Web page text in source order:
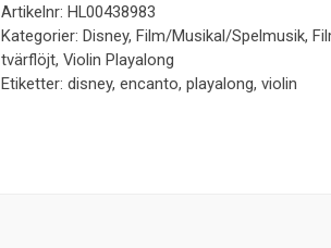
Artikelnr:HL00438983
Kategorier:Disney,Film/Musikal/Spelmusik,
tvärflöjt,Violin Playalong
Etiketter:disney,encanto,playalong,violin